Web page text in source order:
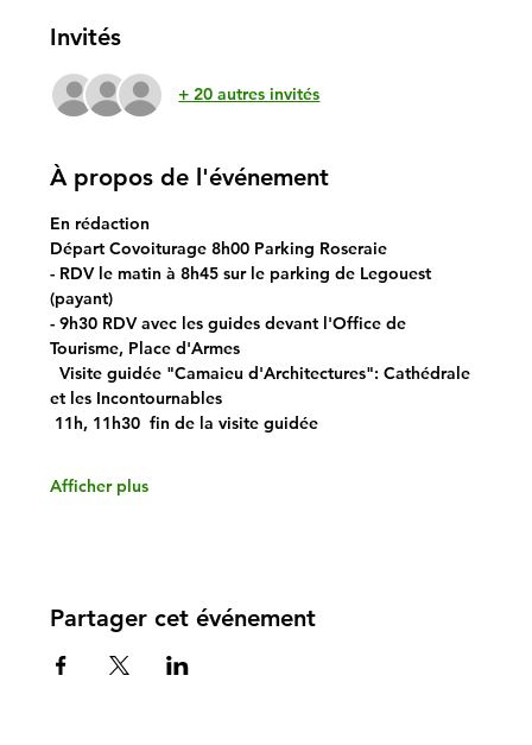
Invités
+ 20 autres invités
À propos de l'événement
En rédaction
Départ Covoiturage 8h00 Parking Roseraie
- RDV le matin à 8h45 sur le parking de Legouest
(payant)
- 9h30 RDV avec les guides devant l'Office de
Tourisme, Place d'Armes
Visite guidée "Camaieu d'Architectures": Cathédrale
et les Incontournables
11h, 11h30  fin de la visite guidée
Afficher plus
Partager cet événement